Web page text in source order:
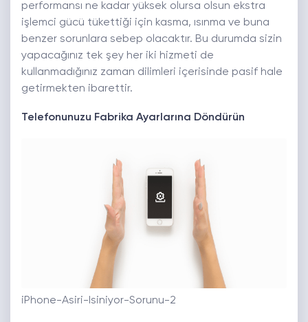
performansı ne kadar yüksek olursa olsun ekstra
işlemci gücü tükettiği için kasma, ısınma ve buna
benzer sorunlara sebep olacaktır. Bu durumda sizin
yapacağınız tek şey her iki hizmeti de
kullanmadığınız zaman dilimleri içerisinde pasif hale
getirmekten ibarettir.
Telefonunuzu Fabrika Ayarlarına Döndürün
iPhone-Asiri-Isiniyor-Sorunu-2